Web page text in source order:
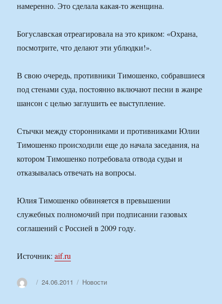
намеренно. Это сделала какая-то женщина.
Богуславская отреагировала на это криком: «Охрана,
посмотрите, что делают эти ублюдки!».
В свою очередь, противники Тимошенко, собравшиеся
под стенами суда, постоянно включают песни в жанре
шансон с целью заглушить ее выступление.
Стычки между сторонниками и противниками Юлии
Тимошенко происходили еще до начала заседания, на
котором Тимошенко потребовала отвода судьи и
отказывалась отвечать на вопросы.
Юлия Тимошенко обвиняется в превышении
служебных полномочий при подписании газовых
соглашений с Россией в 2009 году.
Источник:aif.ru
АвторОпубликовано
24.06.2011 Рубрики
Новости